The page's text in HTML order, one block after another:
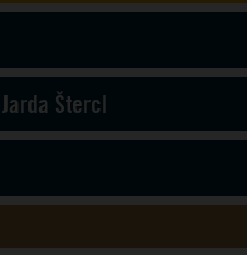
Štercl